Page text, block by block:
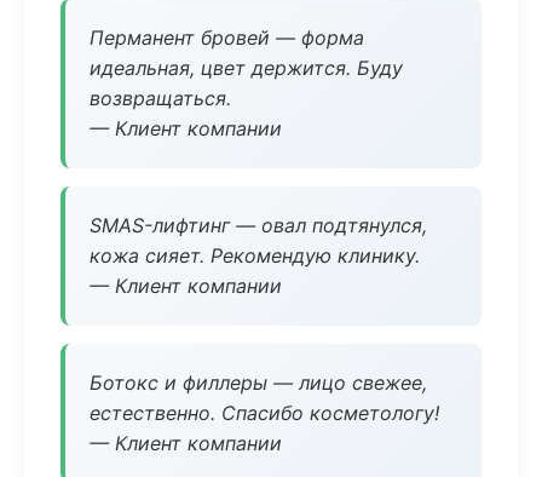
Перманент бровей — форма
идеальная, цвет держится. Буду
возвращаться.
— Клиент компании
SMAS-лифтинг — овал подтянулся,
кожа сияет. Рекомендую клинику.
— Клиент компании
Ботокс и филлеры — лицо свежее,
естественно. Спасибо косметологу!
— Клиент компании